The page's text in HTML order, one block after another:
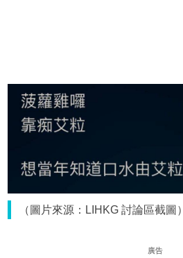
（圖片來源：LIHKG 討論區截圖）
廣告